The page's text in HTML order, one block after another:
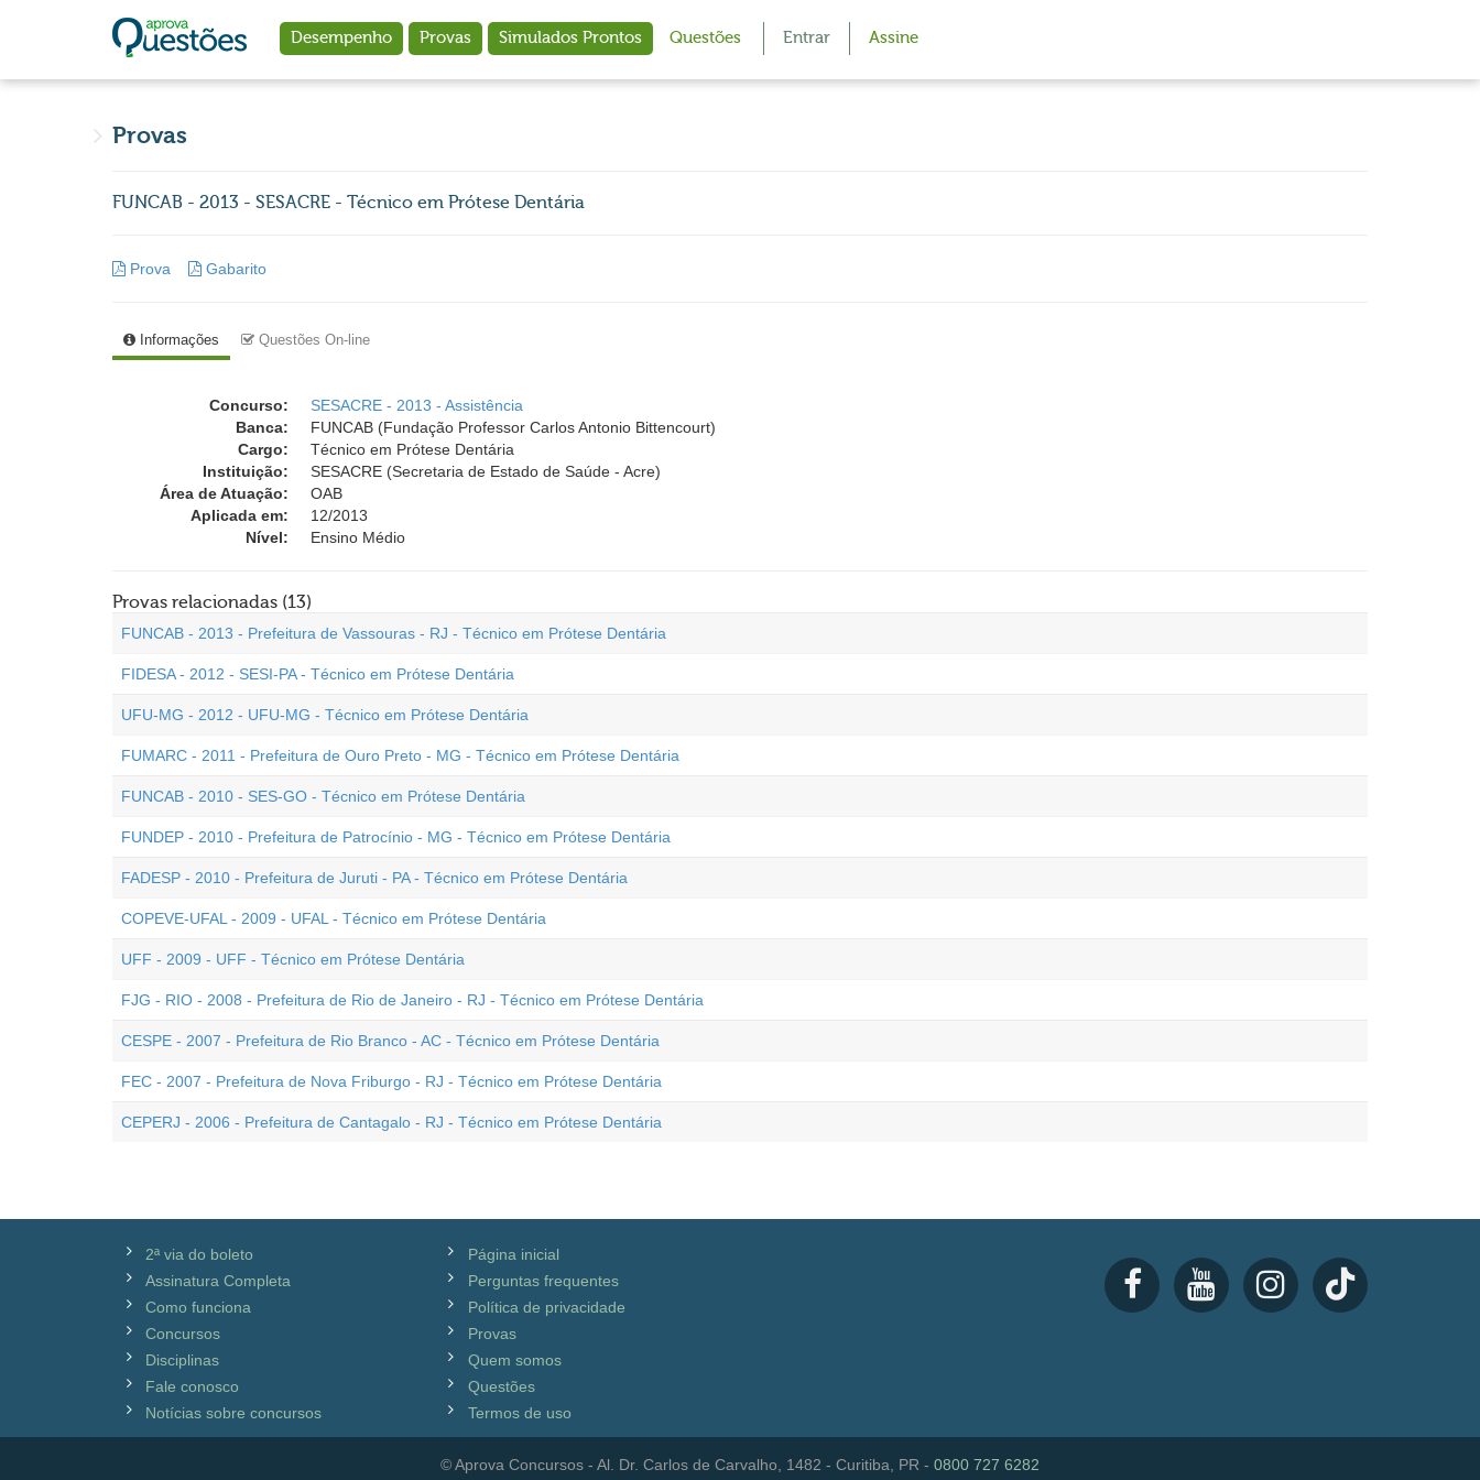
Desempenho Provas Simulados Prontos Questões Entrar Assine
Provas
FUNCAB - 2013 - SESACRE - Técnico em Prótese Dentária
Prova Gabarito
Informações Questões On-line
Concurso:
SESACRE - 2013 - Assistência
Banca:
FUNCAB (Fundação Professor Carlos Antonio Bittencourt)
Cargo:
Técnico em Prótese Dentária
Instituição:
SESACRE (Secretaria de Estado de Saúde - Acre)
Área de Atuação:
OAB
Aplicada em:
12/2013
Nível:
Ensino Médio
Provas relacionadas (13)
FUNCAB - 2013 - Prefeitura de Vassouras - RJ - Técnico em Prótese Dentária
FIDESA - 2012 - SESI-PA - Técnico em Prótese Dentária
UFU-MG - 2012 - UFU-MG - Técnico em Prótese Dentária
FUMARC - 2011 - Prefeitura de Ouro Preto - MG - Técnico em Prótese Dentária
FUNCAB - 2010 - SES-GO - Técnico em Prótese Dentária
FUNDEP - 2010 - Prefeitura de Patrocínio - MG - Técnico em Prótese Dentária
FADESP - 2010 - Prefeitura de Juruti - PA - Técnico em Prótese Dentária
COPEVE-UFAL - 2009 - UFAL - Técnico em Prótese Dentária
UFF - 2009 - UFF - Técnico em Prótese Dentária
FJG - RIO - 2008 - Prefeitura de Rio de Janeiro - RJ - Técnico em Prótese Dentária
CESPE - 2007 - Prefeitura de Rio Branco - AC - Técnico em Prótese Dentária
FEC - 2007 - Prefeitura de Nova Friburgo - RJ - Técnico em Prótese Dentária
CEPERJ - 2006 - Prefeitura de Cantagalo - RJ - Técnico em Prótese Dentária
2ª via do boleto
Assinatura Completa
Como funciona
Concursos
Disciplinas
Fale conosco
Notícias sobre concursos
Página inicial
Perguntas frequentes
Política de privacidade
Provas
Quem somos
Questões
Termos de uso
© Aprova Concursos - Al. Dr. Carlos de Carvalho, 1482 - Curitiba, PR - 0800 727 6282